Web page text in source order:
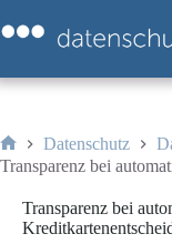
Inhalt
springen
Start
Datenschutz
Transparenz bei
Transparenz bei